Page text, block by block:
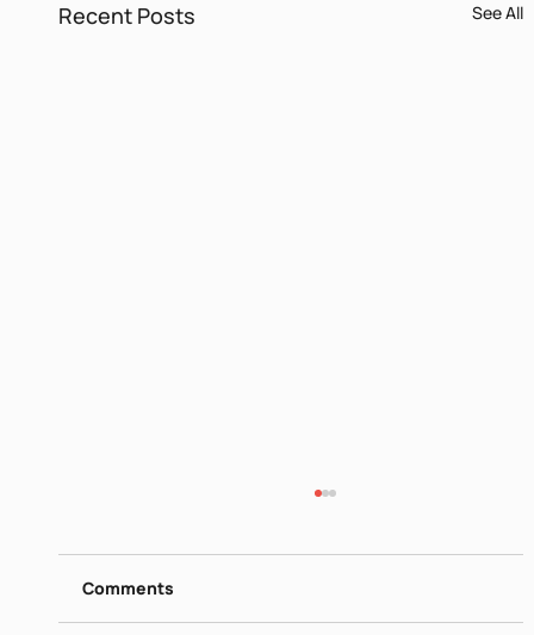
Recent Posts See All
https://www.dropbox.com/scl/fi/26ip5u1qjrn
gquo4hqe8o/I-Jun-16-2026.mp4?
rlkey=vrn1b0lj2e1jk7v84mh31x695&st=nmt0
Comments